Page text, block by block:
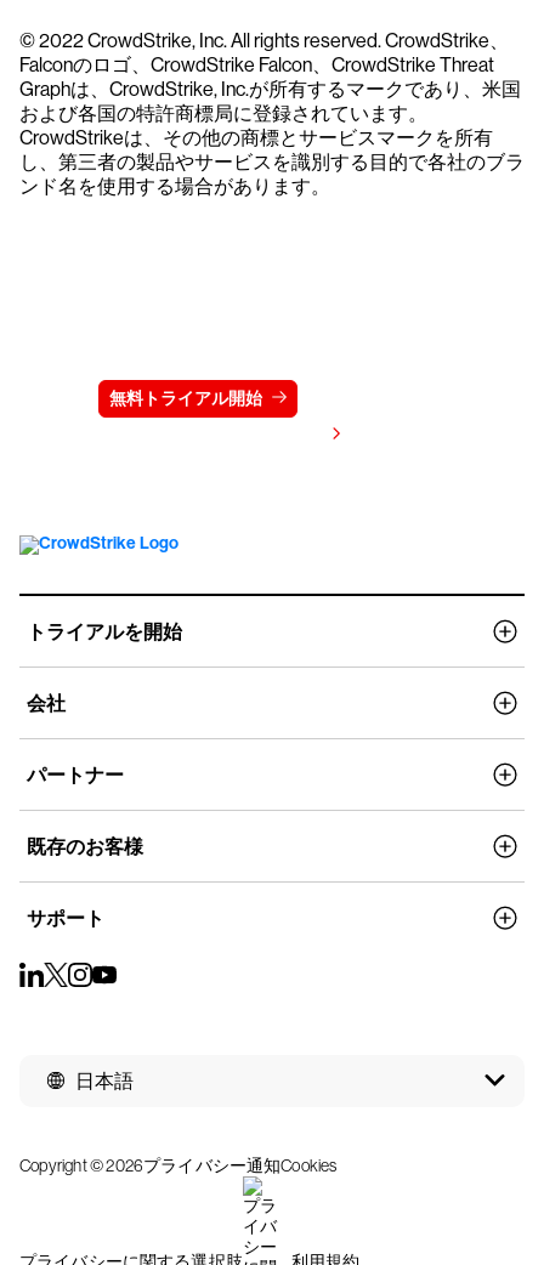
© 2022 CrowdStrike, Inc. All rights reserved. CrowdStrike、
Falconのロゴ、CrowdStrike Falcon、CrowdStrike Threat
Graphは、CrowdStrike, Inc.が所有するマークであり、米国
および各国の特許商標局に登録されています。
CrowdStrikeは、その他の商標とサービスマークを所有
し、第三者の製品やサービスを識別する目的で各社のブラ
ンド名を使用する場合があります。
無料トライアル開始
トライアルを開始
会社
パートナー
既存のお客様
サポート
日本語
Copyright © 2026プライバシー通知Cookies
プライバシーに関する選択肢 利用規約